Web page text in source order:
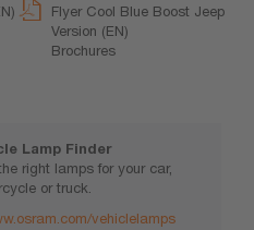
Flyer Cool Blue Boost Jeep
Version (EN)
Brochures
Lamp Finder
right lamps for your car,
or truck.
vehiclelamps